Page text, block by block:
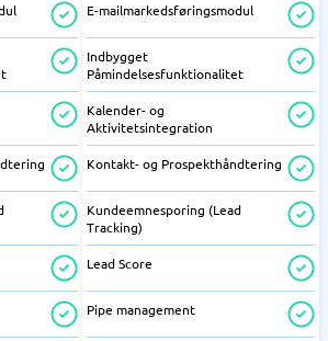
E-mailmarkedsføringsmodul
Indbygget
Påmindelsesfunktionalitet
Kalender- og
Aktivitetsintegration
Kontakt- og Prospekthåndtering
Kundeemnesporing (Lead
Tracking)
Lead Score
Pipe management